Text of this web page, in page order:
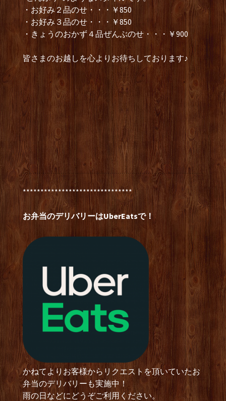
・お好み２品のせ・・・￥850
・お好み３品のせ・・・￥850
・きょうのおかず４品ぜんぶのせ・・・￥900
皆さまのお越しを心よりお待ちしております♪
*******************************
お弁当のデリバリーはUberEatsで！
かねてよりお客様からリクエストを頂いていたお
弁当のデリバリーも実施中！
雨の日などにどうぞご利用ください。